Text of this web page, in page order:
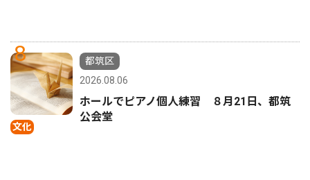
8
文化
都筑区
2026.08.06
ホールでピアノ個人練習 ８月21日、都筑
公会堂